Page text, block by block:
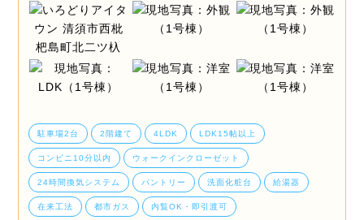
駐車場2台 2階建て 4LDK LDK15帖以上
コンビニ10分以内 ウォークインクローゼット
24時間換気システム パントリー 洗面化粧台 給湯器
在来工法 都市ガス 内覧OK・即引渡可